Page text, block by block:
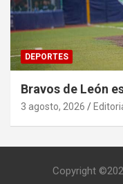
DEPORTES
Bravos de León
3 agosto, 2026
Copyright